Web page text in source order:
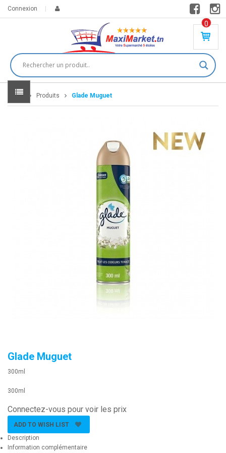
Connexion
0
PR
DU
IT(
S)
DT
Home Produits Glade Muguet
Glade Muguet
300ml
300ml
Connectez-vous pour voir les prix
ADD TO WISH LIST
Description
Information complémentaire